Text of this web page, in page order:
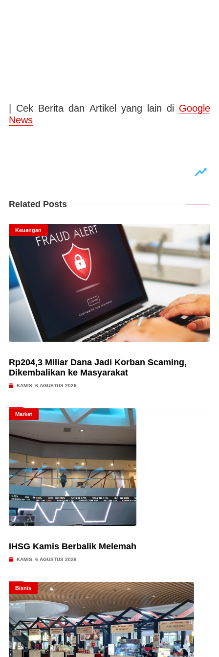
| Cek Berita dan Artikel yang lain di Google
News
Related Posts
Keuangan
Rp204,3 Miliar Dana Jadi Korban Scaming,
Dikembalikan ke Masyarakat
KAMIS, 6 AGUSTUS 2026
Market
IHSG Kamis Berbalik Melemah
KAMIS, 6 AGUSTUS 2026
Bisnis